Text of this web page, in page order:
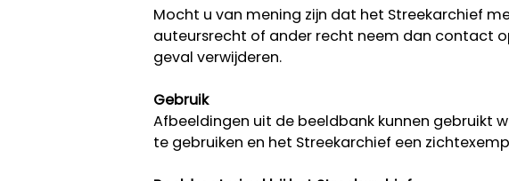
Mocht u van mening zijn dat het Streekarchief
auteursrecht of ander recht neem dan contact
geval verwijderen.
Gebruik
Afbeeldingen uit de beeldbank kunnen gebruikt
te gebruiken en het Streekarchief een